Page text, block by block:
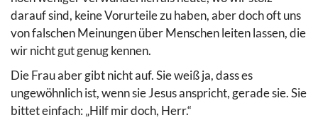
darauf sind, keine Vorurteile zu haben, aber doch oft uns
von falschen Meinungen über Menschen leiten lassen, die
wir nicht gut genug kennen.
Die Frau aber gibt nicht auf. Sie weiß ja, dass es
ungewöhnlich ist, wenn sie Jesus anspricht, gerade sie. Sie
bittet einfach: „Hilf mir doch, Herr.“